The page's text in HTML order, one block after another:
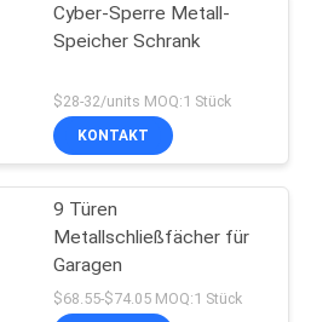
Cyber-Sperre Metall-
Speicher Schrank
$28-32/units MOQ:1 Stück
KONTAKT
9 Türen
Metallschließfächer für
Garagen
$68.55-$74.05 MOQ:1 Stück